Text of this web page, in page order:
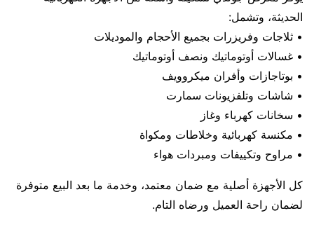
الحديثة، وتشمل:
• ثلاجات وفريزرات بجميع الأحجام والموديلات
• غسالات أوتوماتيك ونصف أوتوماتيك
• بوتاجازات وأفران ميكروويف
• شاشات وتلفزيونات سمارت
• سخانات كهرباء وغاز
• مكنسة كهربائية وخلاطات ومكواة
• مراوح وتكييفات ومبردات هواء
كل الأجهزة أصلية مع ضمان معتمد، وخدمة ما بعد البيع متوفرة
لضمان راحة العميل ورضاه التام.